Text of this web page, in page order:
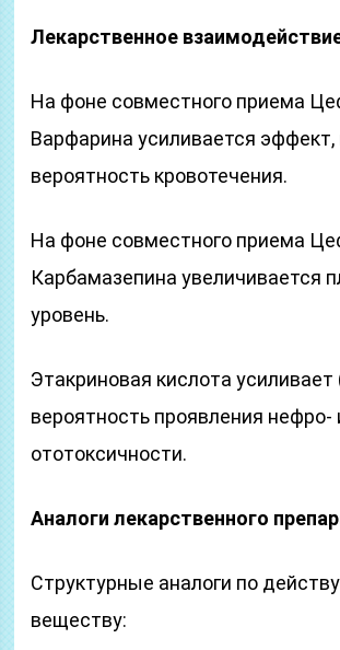
Лекарственное
На фоне совместного приема
Варфарина усиливается
вероятность кровотечения.
На фоне совместного приема
Карбамазепина увеличивается
уровень.
Этакриновая кислота
вероятность проявления нефро-
ототоксичности.
Аналоги лекарственного
Структурные аналоги по
веществу: